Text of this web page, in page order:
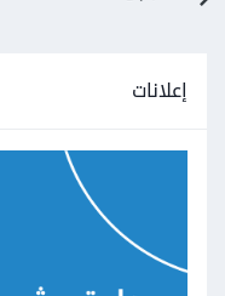
إعلانات